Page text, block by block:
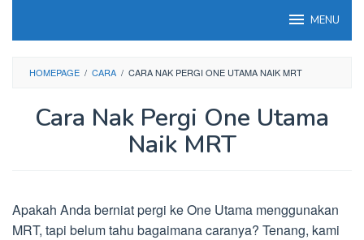
MENU
HOMEPAGE / CARA / CARA NAK PERGI ONE UTAMA NAIK MRT
Cara Nak Pergi One Utama
Naik MRT
Apakah Anda berniat pergi ke One Utama menggunakan
MRT, tapi belum tahu bagaimana caranya? Tenang, kami